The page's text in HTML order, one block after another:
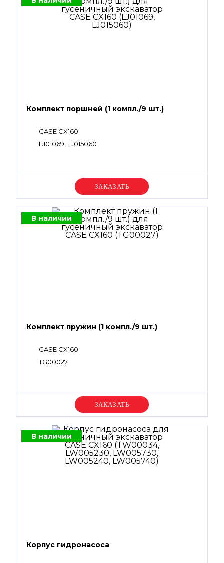
Комплект поршней (1 компл./9 шт.)
CASE CX160
LJ01069, LJ015060
Уточняйте цену
В наличии
Комплект пружин (1 компл./9 шт.)
CASE CX160
TG00027
Уточняйте цену
В наличии
Корпус гидронасоса